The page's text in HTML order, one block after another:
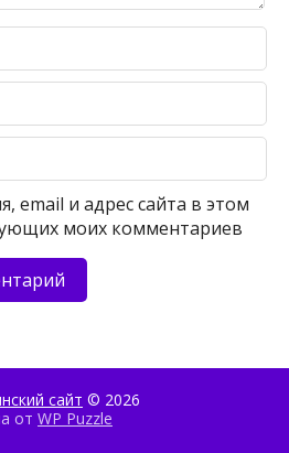
email и адрес сайта в этом
моих комментариев
сайт © 2026
от WP Puzzle